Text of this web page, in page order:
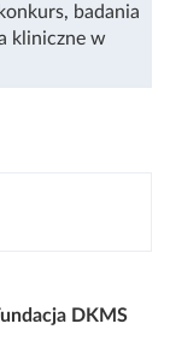
konkurs, badania
kliniczne w
DKMS